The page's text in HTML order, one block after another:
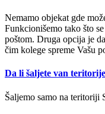
Nemamo objekat gde
Funkcionišemo tako što
poštom. Druga opcija je
čim kolege spreme Vašu
Da li šaljete van
Šaljemo samo na teritoriji